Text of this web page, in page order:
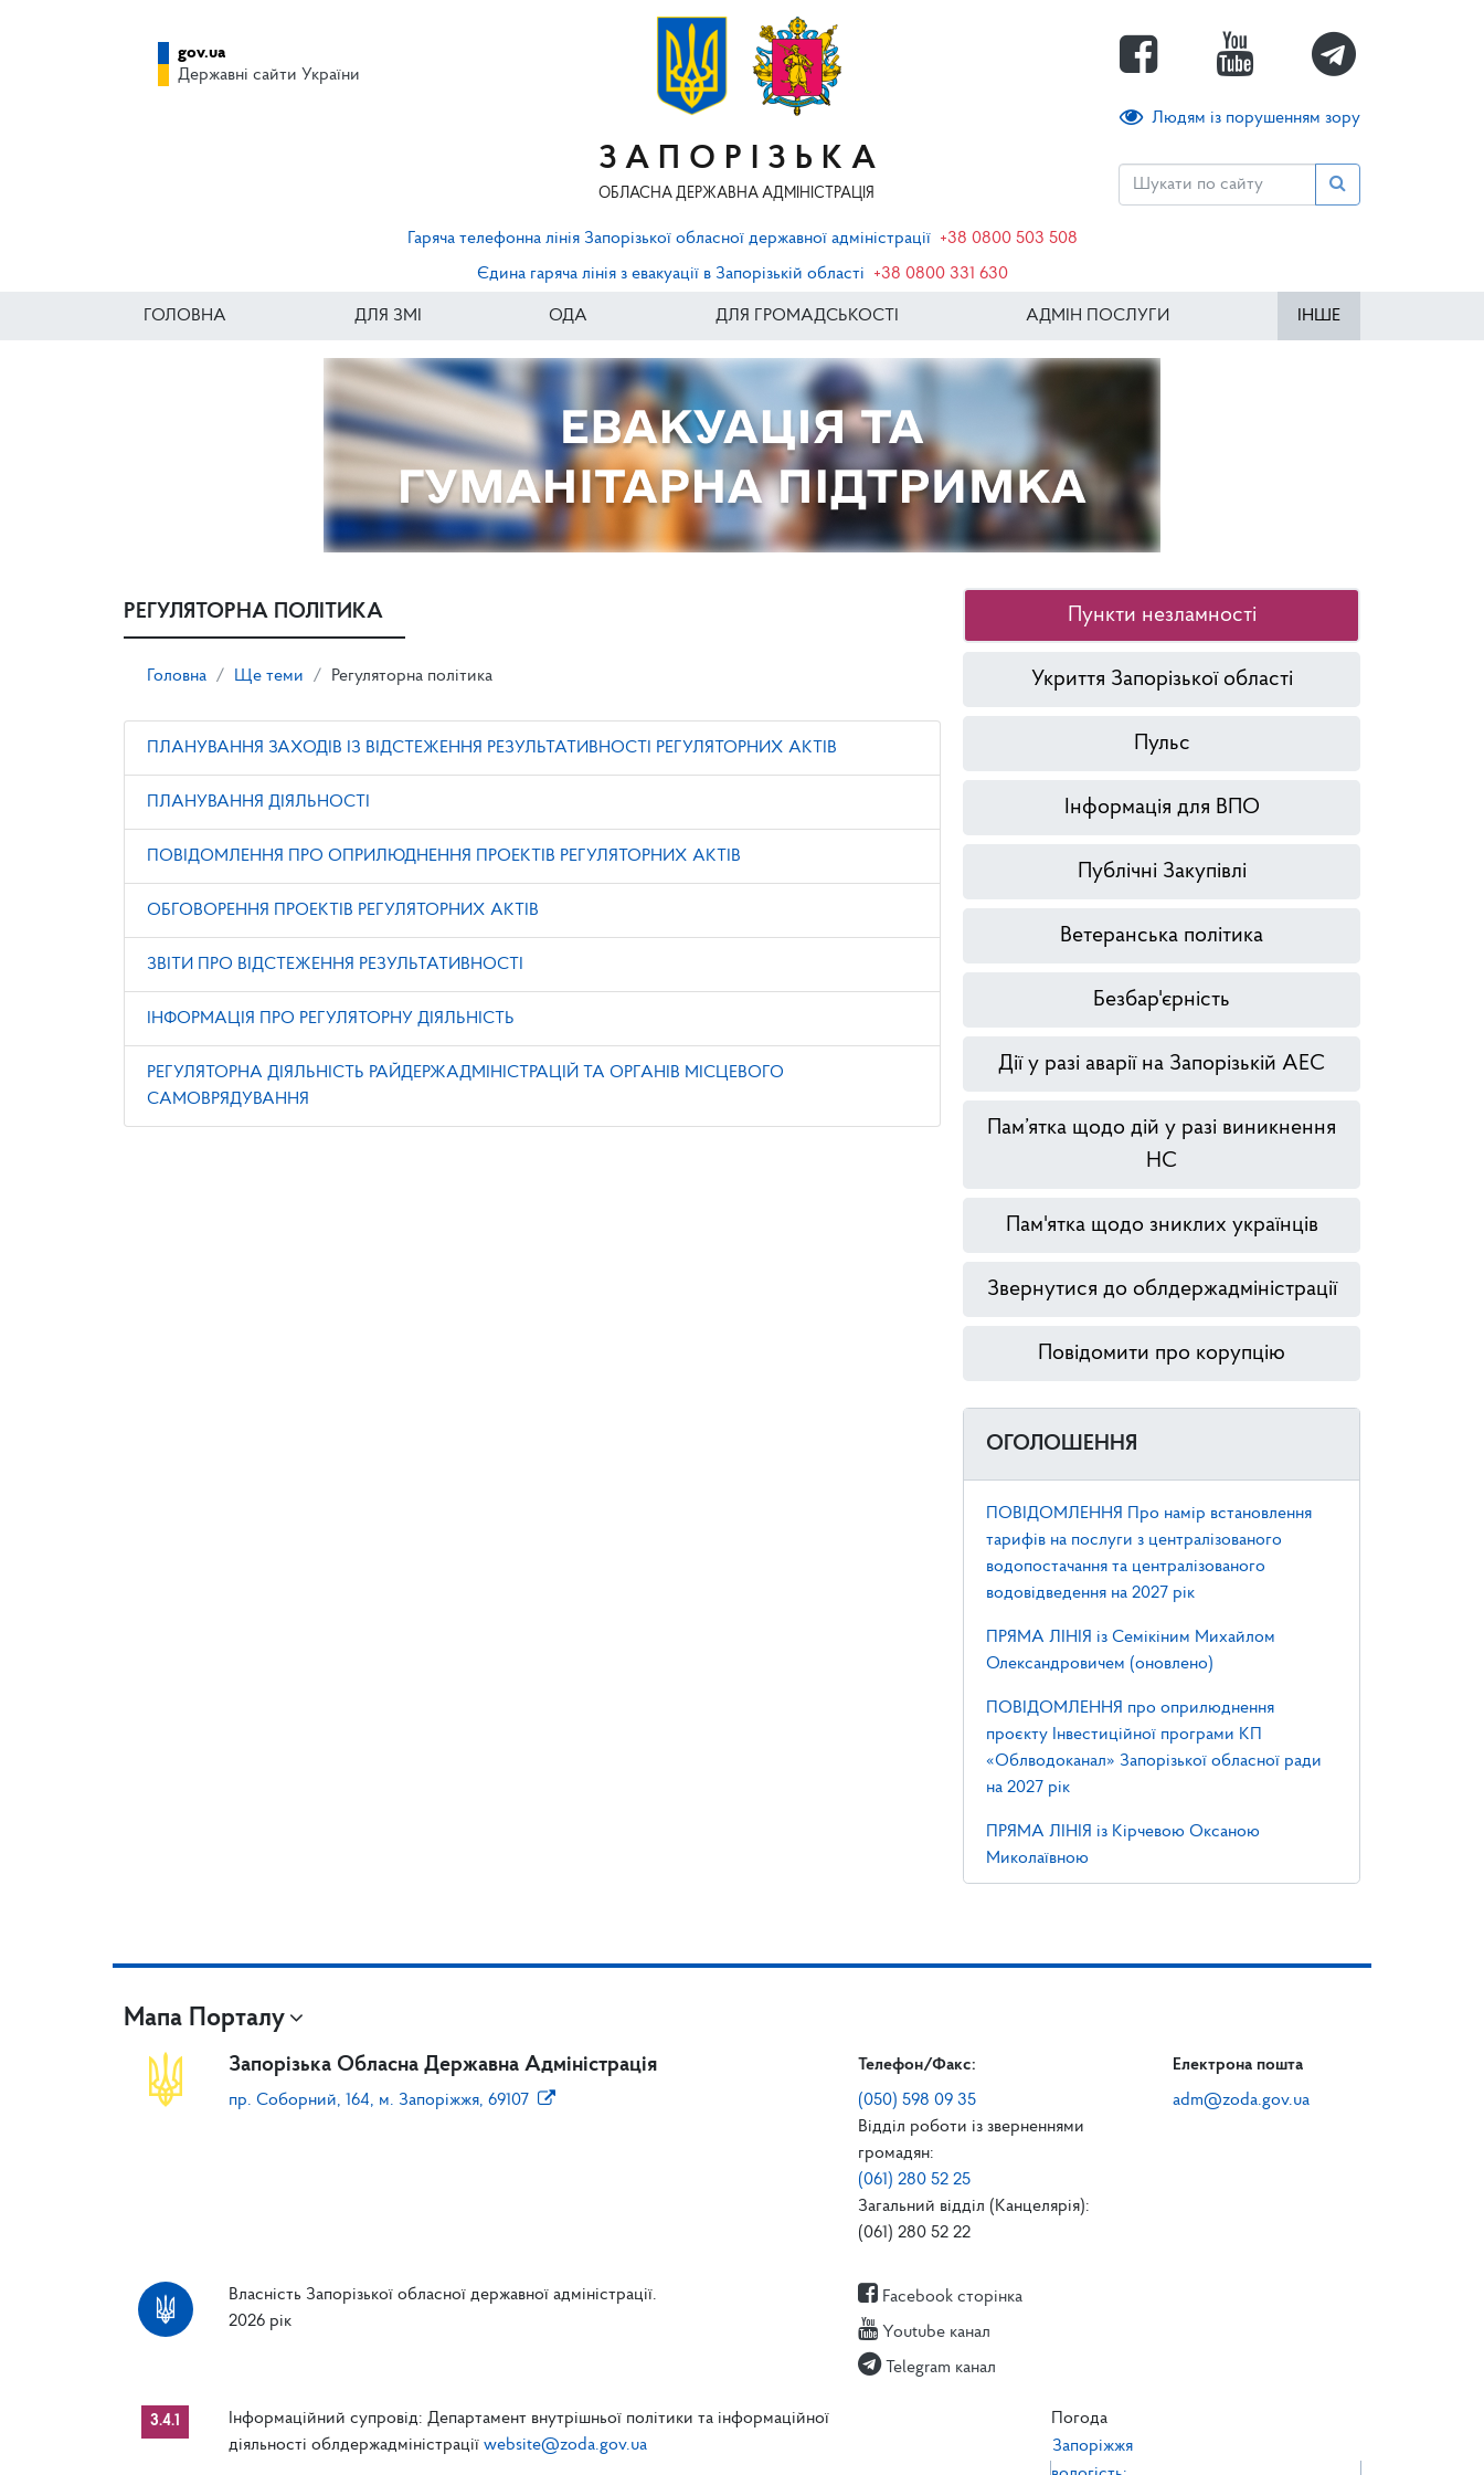
ЗАПОРІЗЬКА
ОБЛАСНА ДЕРЖАВНА АДМІНІСТРАЦІЯ
Людям із порушенням зору
gov.ua
Державні сайти України
Гаряча телефонна лінія Запорізької обласної державної адміністрації +38 0800 503 508
Єдина гаряча лінія з евакуації в Запорізькій області
+38 0800 331 630
ГОЛОВНА ДЛЯ ЗМІ ОДА ДЛЯ ГРОМАДСЬКОСТІ АДМІН ПОСЛУГИ ІНШЕ
РЕГУЛЯТОРНА ПОЛІТИКА
Головна Ще теми Регуляторна політика
ПЛАНУВАННЯ ЗАХОДІВ ІЗ ВІДСТЕЖЕННЯ РЕЗУЛЬТАТИВНОСТІ РЕГУЛЯТОРНИХ АКТІВ
ПЛАНУВАННЯ ДІЯЛЬНОСТІ
ПОВІДОМЛЕННЯ ПРО ОПРИЛЮДНЕННЯ ПРОЕКТІВ РЕГУЛЯТОРНИХ АКТІВ
ОБГОВОРЕННЯ ПРОЕКТІВ РЕГУЛЯТОРНИХ АКТІВ
ЗВІТИ ПРО ВІДСТЕЖЕННЯ РЕЗУЛЬТАТИВНОСТІ
ІНФОРМАЦІЯ ПРО РЕГУЛЯТОРНУ ДІЯЛЬНІСТЬ
РЕГУЛЯТОРНА ДІЯЛЬНІСТЬ РАЙДЕРЖАДМІНІСТРАЦІЙ ТА ОРГАНІВ МІСЦЕВОГО
САМОВРЯДУВАННЯ
Пункти незламності
Укриття Запорізької області
Пульс
Інформація для ВПО
Публічні Закупівлі
Ветеранська політика
Безбар'єрність
Дії у разі аварії на Запорізькій АЕС
Пам’ятка щодо дій у разі виникнення
НС
Пам'ятка щодо зниклих українців
Звернутися до облдержадміністрації
Повідомити про корупцію
ОГОЛОШЕННЯ
ПОВІДОМЛЕННЯ Про намір встановлення
тарифів на послуги з централізованого
водопостачання та централізованого
водовідведення на 2027 рік
ПРЯМА ЛІНІЯ із Семікіним Михайлом
Олександровичем (оновлено)
ПОВІДОМЛЕННЯ про оприлюднення
проєкту Інвестиційної програми КП
«Облводоканал» Запорізької обласної ради
на 2027 рік
ПРЯМА ЛІНІЯ із Кірчевою Оксаною
Миколаївною
Мапа Порталу
Запорізька Обласна Державна Адміністрація
пр. Соборний, 164, м. Запоріжжя, 69107
Телефон/Факс:
(050) 598 09 35
Відділ роботи із зверненнями
громадян:
(061) 280 52 25
Загальний відділ (Канцелярія):
(061) 280 52 22
Електрона пошта
adm@zoda.gov.ua
Власність Запорізької обласної державної адміністрації.
2026 рік
Facebook сторінка
Youtube канал
Telegram канал
3.4.1
Інформаційний супровід: Департамент внутрішньої політики та інформаційної
діяльності облдержадміністрації website@zoda.gov.ua
Погода
Запоріжжя